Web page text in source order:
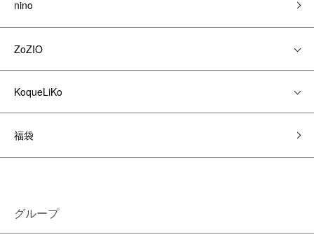
nino
ZoZIO
KoqueLiKo
福袋
グループ